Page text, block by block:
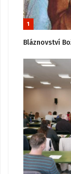
1
Bláznovství